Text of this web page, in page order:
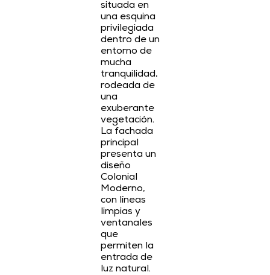
situada en
una esquina
privilegiada
dentro de un
entorno de
mucha
tranquilidad,
rodeada de
una
exuberante
vegetación.
La fachada
principal
presenta un
diseño
Colonial
Moderno,
con líneas
limpias y
ventanales
que
permiten la
entrada de
luz natural.